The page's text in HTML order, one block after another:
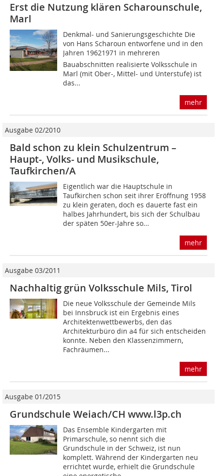
Erst die Nutzung klären Scharounschule,
Marl
Denkmal- und Sanierungsgeschichte Die
von Hans Scharoun entworfene und in den
Jahren 19621971 in mehreren
Bauabschnitten realisierte Volksschule in
Marl (mit Ober-, Mittel- und Unterstufe) ist
das...
mehr
Ausgabe 02/2010
Bald schon zu klein Schulzentrum –
Haupt-, Volks- und Musikschule,
Taufkirchen/A
Eigentlich war die Hauptschule in
Taufkirchen schon seit ihrer Eröffnung 1958
zu klein geraten, doch es dauerte fast ein
halbes Jahrhundert, bis sich der Schulbau
der späten 50er-Jahre so...
mehr
Ausgabe 03/2011
Nachhaltig grün Volksschule Mils, Tirol
Die neue Volksschule der Gemeinde Mils
bei Innsbruck ist ein Ergebnis eines
Architektenwettbewerbs, den das
Architekturbüro din a4 für sich entscheiden
konnte. Neben den Klassenzimmern,
Fachräumen...
mehr
Ausgabe 01/2015
Grundschule Weiach/CH www.l3p.ch
Das Ensemble Kindergarten mit
Primarschule, so nennt sich die
Grundschule in der Schweiz, ist nun
komplett. Während der Kindergarten neu
errichtet wurde, erhielt die Grundschule